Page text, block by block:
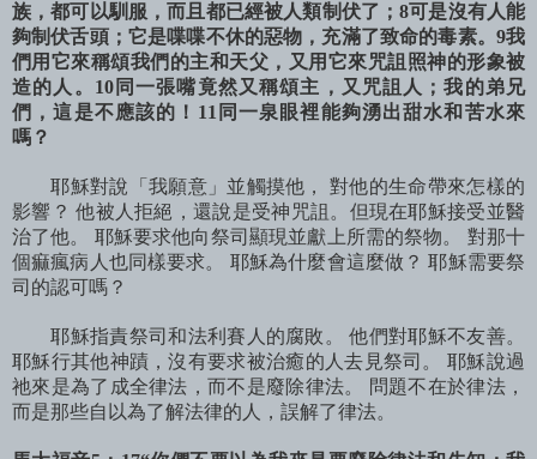
族，都可以馴服，而且都已經被人類制伏了；8可是沒有人能
夠制伏舌頭；它是喋喋不休的惡物，充滿了致命的毒素。9我
們用它來稱頌我們的主和天父，又用它來咒詛照神的形象被
造的人。10同一張嘴竟然又稱頌主，又咒詛人；我的弟兄
們，這是不應該的！11同一泉眼裡能夠湧出甜水和苦水來
嗎？
耶穌對說「我願意」並觸摸他， 對他的生命帶來怎樣的
影響？ 他被人拒絕，還說是受神咒詛。但現在耶穌接受並醫
治了他。 耶穌要求他向祭司顯現並獻上所需的祭物。 對那十
個痲瘋病人也同樣要求。 耶穌為什麼會這麼做？ 耶穌需要祭
司的認可嗎？
耶穌指責祭司和法利賽人的腐敗。 他們對耶穌不友善。
耶穌行其他神蹟，沒有要求被治癒的人去見祭司。 耶穌說過
祂來是為了成全律法，而不是廢除律法。 問題不在於律法，
而是那些自以為了解法律的人，誤解了律法。